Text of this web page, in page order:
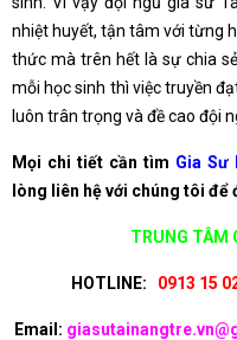
nhiệt huyết, tận tâm với từng
thức mà trên hết là sự chia
mỗi học sinh thì việc truyền
luôn trân trọng và đề cao đội
Mọi chi tiết cần tìm Gia Sư
lòng liên hệ với chúng tôi để
TRUNG TÂM
HOTLINE: 0913 15
Email: